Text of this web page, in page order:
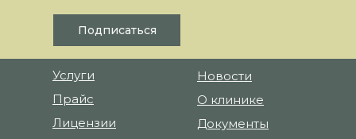
Услуги
Прайс
Лицензии
О клинике
Новости
Документы
Подписаться